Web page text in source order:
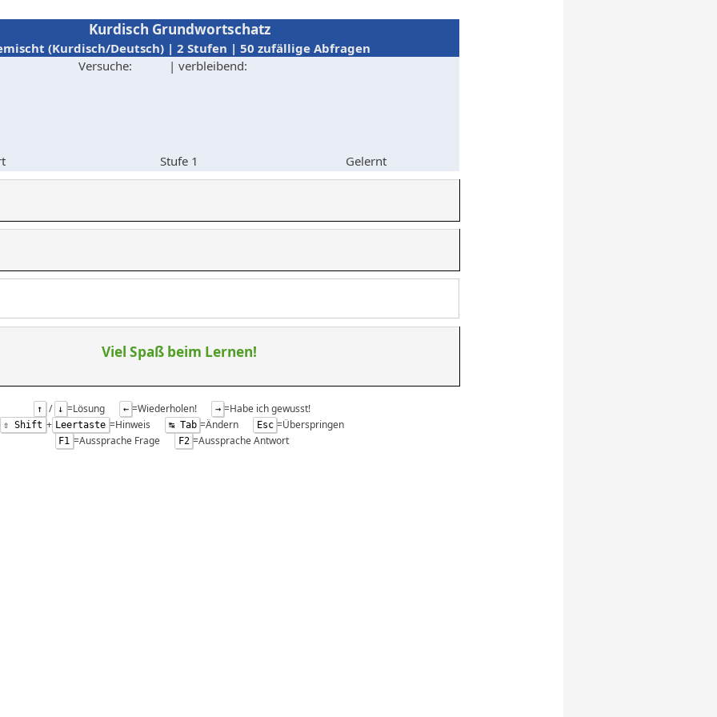
Kurdisch Grundwortschatz
(Kurdisch/Deutsch) | 2 Stufen | 50 zufällige Abfragen
Versuche:
| verbleibend:
Stufe 1 Gelernt
Viel Spaß beim Lernen!
↑ / ↓ =Lösung ← =Wiederholen! → =Habe ich gewusst!
⇧ Shift + Leertaste =Hinweis ↹ Tab =Ändern Esc =Überspringen
F1 =Aussprache Frage F2 =Aussprache Antwort